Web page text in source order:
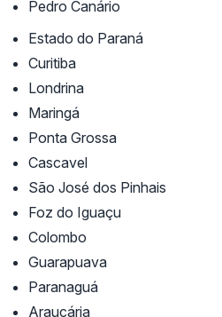
Pedro Canário
Estado do Paraná
Curitiba
Londrina
Maringá
Ponta Grossa
Cascavel
São José dos Pinhais
Foz do Iguaçu
Colombo
Guarapuava
Paranaguá
Araucária